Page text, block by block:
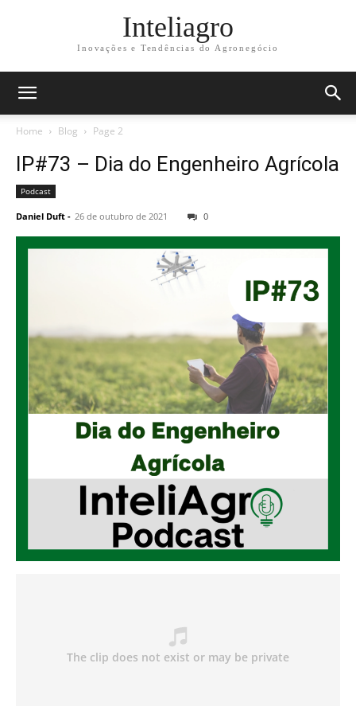
Inteliagro
Inovações e Tendências do Agronegócio
Home Blog Page 2
IP#73 – Dia do Engenheiro Agrícola
Podcast
Daniel Duft - 26 de outubro de 2021 0